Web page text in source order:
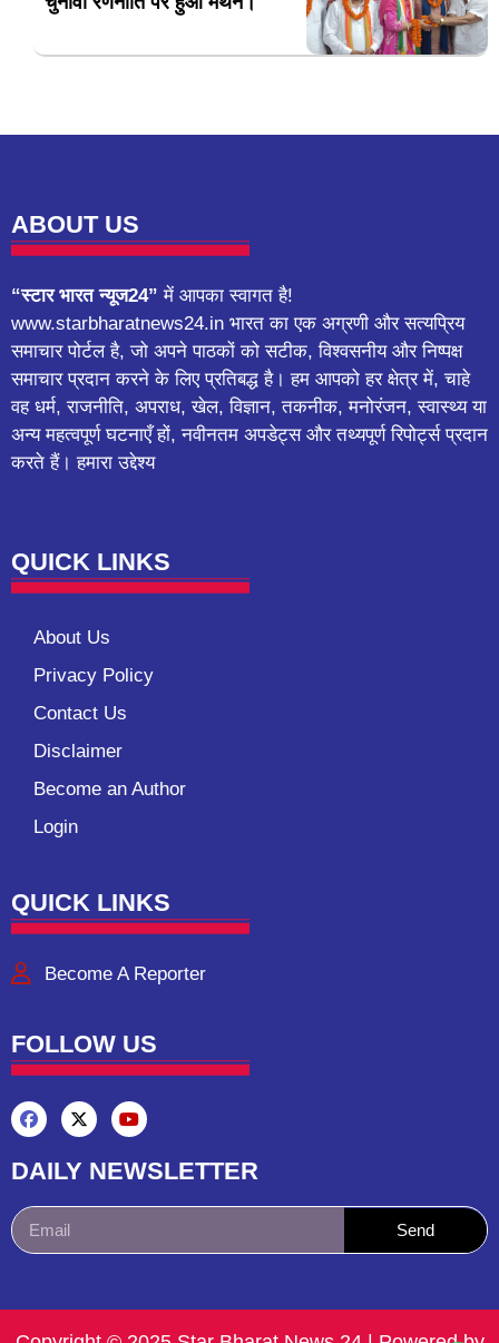
ABOUT US
“स्टार भारत न्यूज24” में आपका स्वागत है!
www.starbharatnews24.in भारत का एक अग्रणी और सत्यप्रिय
समाचार पोर्टल है, जो अपने पाठकों को सटीक, विश्वसनीय और निष्पक्ष
समाचार प्रदान करने के लिए प्रतिबद्ध है। हम आपको हर क्षेत्र में, चाहे
वह धर्म, राजनीति, अपराध, खेल, विज्ञान, तकनीक, मनोरंजन, स्वास्थ्य या
अन्य महत्वपूर्ण घटनाएँ हों, नवीनतम अपडेट्स और तथ्यपूर्ण रिपोर्ट्स प्रदान
करते हैं। हमारा उद्देश्य
QUICK LINKS
About Us
Privacy Policy
Contact Us
Disclaimer
Become an Author
Login
QUICK LINKS
Become A Reporter
FOLLOW US
DAILY NEWSLETTER
Send